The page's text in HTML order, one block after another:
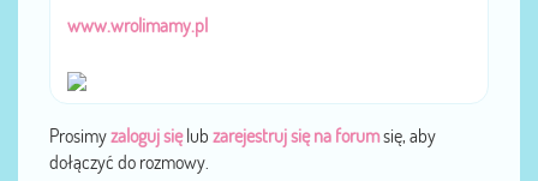
www.wrolimamy.pl
Prosimyzaloguj sięlub zarejestruj się na forumsię, aby
dołączyć do rozmowy.